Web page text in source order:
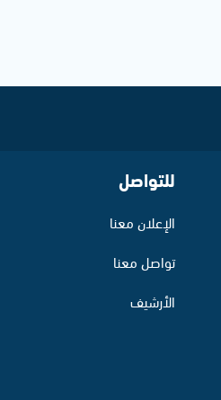
للتواصل
الإعلان معنا
تواصل معنا
الأرشيف